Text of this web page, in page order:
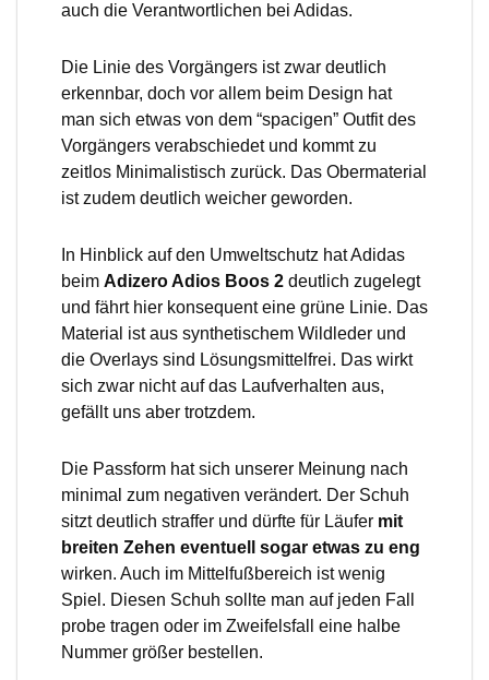
auch die Verantwortlichen bei Adidas.
Die Linie des Vorgängers ist zwar deutlich
erkennbar, doch vor allem beim Design hat
man sich etwas von dem “spacigen” Outfit des
Vorgängers verabschiedet und kommt zu
zeitlos Minimalistisch zurück. Das Obermaterial
ist zudem deutlich weicher geworden.
In Hinblick auf den Umweltschutz hat Adidas
beim Adizero Adios Boos 2 deutlich zugelegt
und fährt hier konsequent eine grüne Linie. Das
Material ist aus synthetischem Wildleder und
die Overlays sind Lösungsmittelfrei. Das wirkt
sich zwar nicht auf das Laufverhalten aus,
gefällt uns aber trotzdem.
Die Passform hat sich unserer Meinung nach
minimal zum negativen verändert. Der Schuh
sitzt deutlich straffer und dürfte für Läufer mit
breiten Zehen eventuell sogar etwas zu eng
wirken. Auch im Mittelfußbereich ist wenig
Spiel. Diesen Schuh sollte man auf jeden Fall
probe tragen oder im Zweifelsfall eine halbe
Nummer größer bestellen.